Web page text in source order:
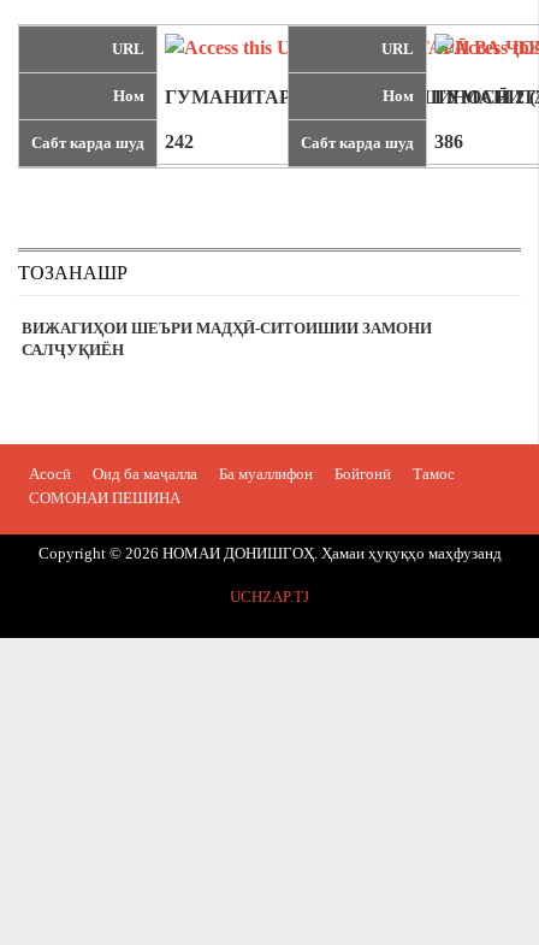
URL
Ном
Сабт карда шуд
ГУМАНИТАРӢ ВА ҶОМЕАШИНОСӢ 2
242
URL
Ном
Сабт карда шуд 386
ТОЗАНАШР
ВИЖАГИҲОИ ШЕЪРИ МАДҲӢ-СИТОИШИИ ЗАМОНИ
САЛҶУҚИЁН
Асосӣ Оид ба маҷалла Ба муаллифон Бойгонӣ
Тамос
СОМОНАИ ПЕШИНА
Copyright © 2026 НОМАИ ДОНИШГОҲ. Ҳамаи ҳуқуқҳо маҳфузанд
UCHZAP.TJ